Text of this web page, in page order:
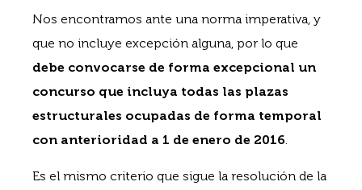
Nos encontramos ante una norma imperativa, y
que no incluye excepción alguna, por lo que
debe convocarse de forma excepcional un
concurso que incluya todas las plazas
estructurales ocupadas de forma temporal
con anterioridad a 1 de enero de 2016.
Es el mismo criterio que sigue la resolución de la